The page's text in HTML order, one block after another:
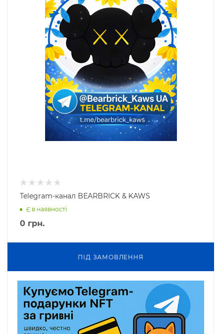
Telegram-канал BEARBRICK & KAWS
Є в наявності
0 грн.
ПIД ЗАМОВЛЕННЯ